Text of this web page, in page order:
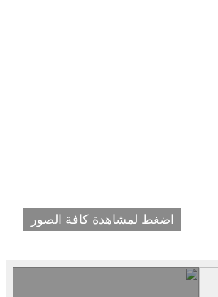
اضغط لمشاهدة كافة الصور